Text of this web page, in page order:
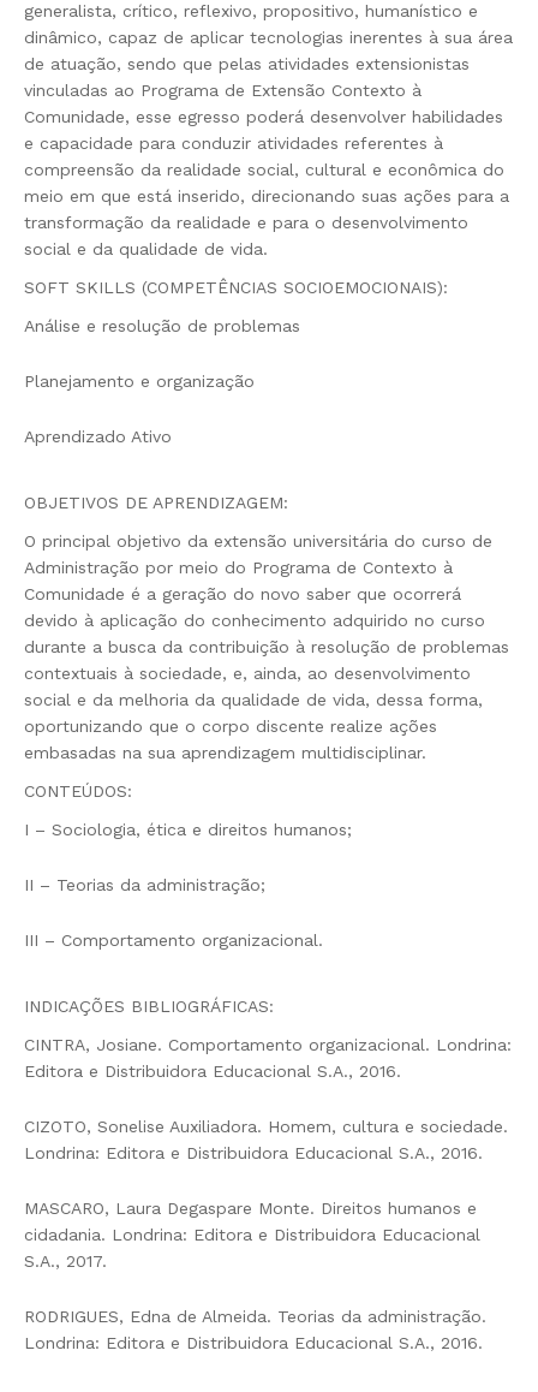
generalista, crítico, reflexivo, propositivo, humanístico e
dinâmico, capaz de aplicar tecnologias inerentes à sua área
de atuação, sendo que pelas atividades extensionistas
vinculadas ao Programa de Extensão Contexto à
Comunidade, esse egresso poderá desenvolver habilidades
e capacidade para conduzir atividades referentes à
compreensão da realidade social, cultural e econômica do
meio em que está inserido, direcionando suas ações para a
transformação da realidade e para o desenvolvimento
social e da qualidade de vida.
SOFT SKILLS (COMPETÊNCIAS SOCIOEMOCIONAIS):
Análise e resolução de problemas
Planejamento e organização
Aprendizado Ativo
OBJETIVOS DE APRENDIZAGEM:
O principal objetivo da extensão universitária do curso de
Administração por meio do Programa de Contexto à
Comunidade é a geração do novo saber que ocorrerá
devido à aplicação do conhecimento adquirido no curso
durante a busca da contribuição à resolução de problemas
contextuais à sociedade, e, ainda, ao desenvolvimento
social e da melhoria da qualidade de vida, dessa forma,
oportunizando que o corpo discente realize ações
embasadas na sua aprendizagem multidisciplinar.
CONTEÚDOS:
I – Sociologia, ética e direitos humanos;
II – Teorias da administração;
III – Comportamento organizacional.
INDICAÇÕES BIBLIOGRÁFICAS:
CINTRA, Josiane. Comportamento organizacional. Londrina:
Editora e Distribuidora Educacional S.A., 2016.
CIZOTO, Sonelise Auxiliadora. Homem, cultura e sociedade.
Londrina: Editora e Distribuidora Educacional S.A., 2016.
MASCARO, Laura Degaspare Monte. Direitos humanos e
cidadania. Londrina: Editora e Distribuidora Educacional
S.A., 2017.
RODRIGUES, Edna de Almeida. Teorias da administração.
Londrina: Editora e Distribuidora Educacional S.A., 2016.